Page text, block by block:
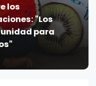
los
"Los
para